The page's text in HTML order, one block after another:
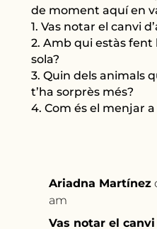
de moment aquí en
1. Vas notar el canvi
2. Amb qui estàs fent
sola?
3. Quin dels animals
t’ha sorprès més?
4. Com és el menjar
Ariadna Martínez
am
Vas notar el canvi